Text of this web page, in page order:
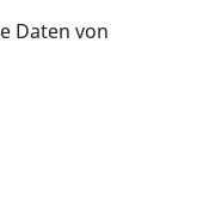
Daten von